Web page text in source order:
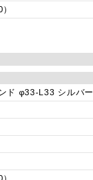
ド φ33-L33 シルバー